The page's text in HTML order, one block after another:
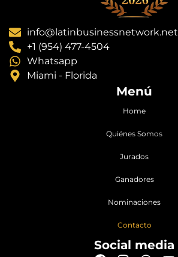
info@latinbusinessnetwork.net
+1 (954) 477-4504
Whatsapp
Miami - Florida
Menú
Home
Quiénes Somos
Jurados
Ganadores
Nominaciones
Contacto
Social media